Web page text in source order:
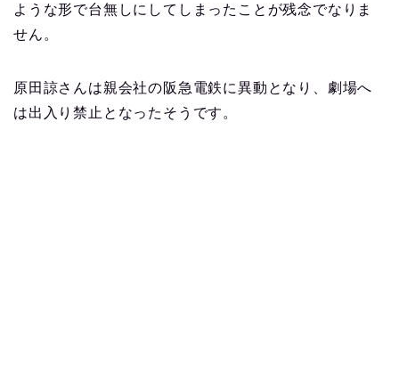
ような形で台無しにしてしまったことが残念でなりま
せん。
原田諒さんは親会社の阪急電鉄に異動となり、劇場へ
は出入り禁止となったそうです。